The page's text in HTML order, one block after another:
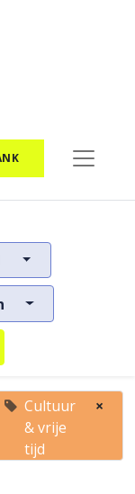
Cultuur
& vrije
tijd
×